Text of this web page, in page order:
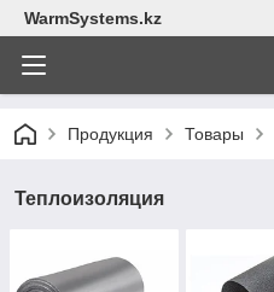
WarmSystems.kz
Продукция Товары
Теплоизоляция